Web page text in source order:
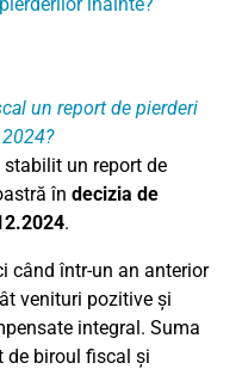
un report de pierderi
un report de
în decizia de
.
când într-un an anterior
venituri pozitive și
integral. Suma
de biroul fiscal și